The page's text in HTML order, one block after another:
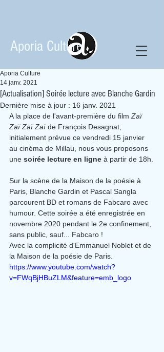
Aporia Culture
[Actualisation] Soirée lecture avec Blanche Gardin
Aporia Culture
14 janv. 2021
Dernière mise à jour : 16 janv. 2021
A la place de l'avant-première du film Zaï
Zaï Zaï Zaï de François Desagnat,
initialement prévue ce vendredi 15 janvier
au cinéma de Millau, nous vous proposons
une soirée lecture en ligne à partir de 18h.
Sur la scène de la Maison de la poésie à
Paris, Blanche Gardin et Pascal Sangla
parcourent BD et romans de Fabcaro avec
humour. Cette soirée a été enregistrée en
novembre 2020 pendant le 2e confinement,
sans public, sauf... Fabcaro !
Avec la complicité d'Emmanuel Noblet et de
la Maison de la poésie de Paris.
https://www.youtube.com/watch?
v=FWqBjHBuZLM&feature=emb_logo